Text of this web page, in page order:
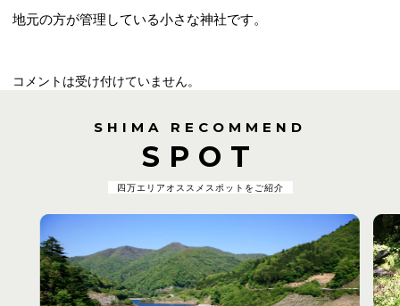
地元の方が管理している小さな神社です。
コメントは受け付けていません。
SHIMA RECOMMEND
SPOT
四万エリアオススメスポットをご紹介